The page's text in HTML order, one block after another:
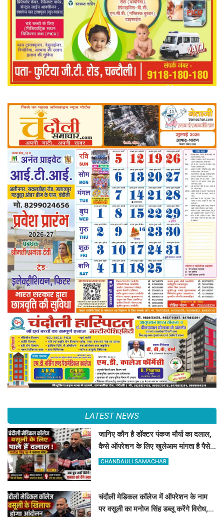
LATEST NEWS
जानिए कौन है डॉक्टर पंकज मौर्या का दलाल,
कैसे ऑपरेशन के लिए खुलेआम मांगता है पैसे,
मनोज सिंह डब्लू ने खोला मोर्चा
CHANDAULI SAMACHAR
चंदौली मेडिकल कॉलेज में ऑपरेशन के नाम
पर वसूली का मनोज सिंह डब्लू करेंगे विरोध,